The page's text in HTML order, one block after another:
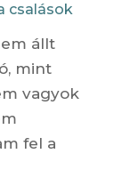
csalások
állt
mint
vagyok
fel a